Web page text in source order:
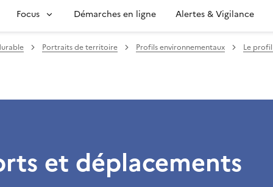
Focus Démarches en ligne Alertes & Vigilance
Portraits de territoire Profils environnementaux Le
et déplacements